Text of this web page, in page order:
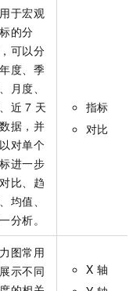
于宏观
的分
可以分
度、季
月度、
近 7 天
据，并
对单个
进一步
比、趋
均值、
分析。
指标
对比
图常用
示不同
X 轴